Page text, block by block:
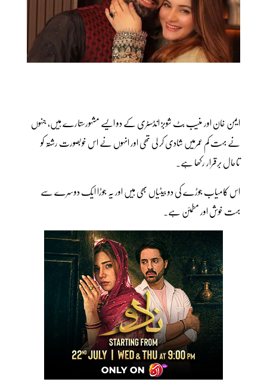
ایمن خان اور منیب بٹ شوبز انڈسٹری کے دو ایسے مشہورستارے ہیں، جنہوں
نے بہت کم عمرمیں شادی کر لی تھی اور انہوں نے اس خوبصورت رشتہ کو
تاحال برقرار رکھا ہے۔
اس کامیاب جوڑے کی دو بیٹیاں بھی ہیں اور یہ جوڑا ایک دوسرے سے
بہت خوش اور مطمئن ہے۔